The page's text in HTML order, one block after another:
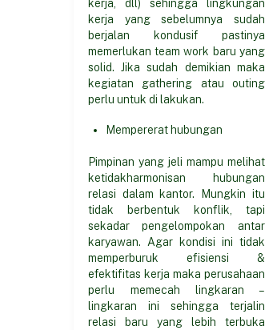
kerja, dll) sehingga lingkungan
kerja yang sebelumnya sudah
berjalan kondusif pastinya
memerlukan team work baru yang
solid. Jika sudah demikian maka
kegiatan gathering atau outing
perlu untuk di lakukan.
Mempererat hubungan
Pimpinan yang jeli mampu melihat
ketidakharmonisan hubungan
relasi dalam kantor. Mungkin itu
tidak berbentuk konflik, tapi
sekadar pengelompokan antar
karyawan. Agar kondisi ini tidak
memperburuk efisiensi &
efektifitas kerja maka perusahaan
perlu memecah lingkaran –
lingkaran ini sehingga terjalin
relasi baru yang lebih terbuka